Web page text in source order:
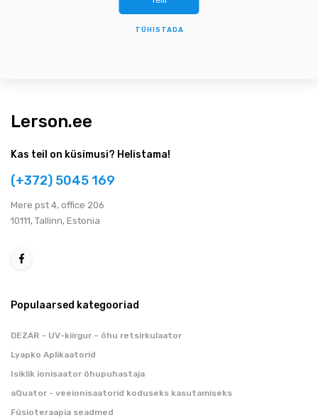
TÜHISTADA
Lerson.ee
Kas teil on küsimusi? Helistama!
(+372) 5045 169
Мere pst 4, office 206
10111, Tallinn, Estonia
Populaarsed kategooriad
DEZAR – UV-kiirgur – õhu retsirkulaator
Lyapko Aplikaatorid
Isiklik ionisaator õhupuhastaja
aQuator - veeionisaatorid koduseks kasutamiseks
Füsioteraapia seadmed